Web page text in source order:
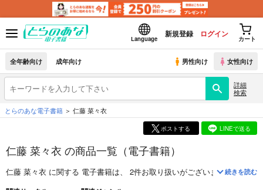
Language
新規登録 ログイン
カート
全年齢向け 成年向け 男性向け 女性向け
詳細
検索
とらのあな電子書籍 仁藤 菜々衣
ポストする LINEで送る
仁藤 菜々衣 の商品一覧（電子書籍）
仁藤 菜々衣 に関する 電子書籍は、 2件お取り扱いがございます。「それ
続きを読む